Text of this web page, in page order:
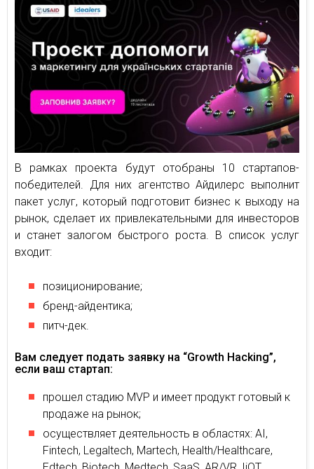
В рамках проекта будут отобраны 10 стартапов-
победителей. Для них агентство Айдилерс выполнит
пакет услуг, который подготовит бизнес к выходу на
рынок, сделает их привлекательными для инвесторов
и станет залогом быстрого роста. В список услуг
входит:
позиционирование;
бренд-айдентика;
питч-дек.
Вам следует подать заявку на “Growth Hacking”,
если ваш стартап:
прошел стадию MVP и имеет продукт готовый к
продаже на рынок;
осуществляет деятельность в областях: AI,
Fintech, Legaltech, Martech, Health/Healthcare,